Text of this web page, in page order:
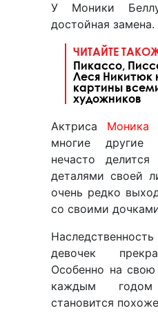
У Моники
достойная замена.
ЧИТАЙТЕ
Пикассо,
Леся Никитюк
картины
художников
Актриса Моника
многие другие
нечасто
деталями своей
очень редко
со своими
девочек
Особенно на
каждым
становится